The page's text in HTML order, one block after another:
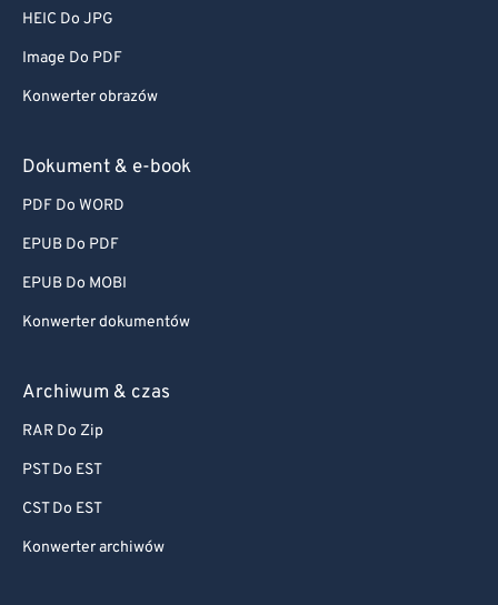
HEIC Do JPG
Image Do PDF
Konwerter obrazów
Dokument & e-book
PDF Do WORD
EPUB Do PDF
EPUB Do MOBI
Konwerter dokumentów
Archiwum & czas
RAR Do Zip
PST Do EST
CST Do EST
Konwerter archiwów